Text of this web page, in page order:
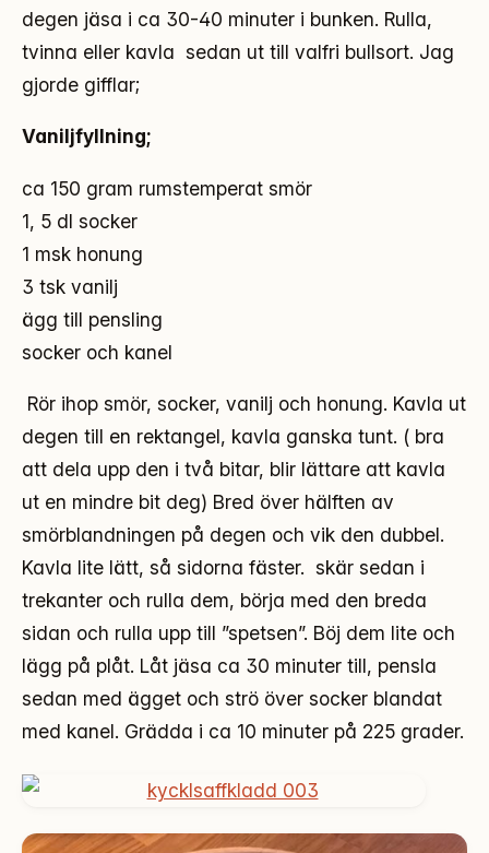
degen jäsa i ca 30-40 minuter i bunken. Rulla,
tvinna eller kavla sedan ut till valfri bullsort. Jag
gjorde gifflar;
Vaniljfyllning;
ca 150 gram rumstemperat smör
1, 5 dl socker
1 msk honung
3 tsk vanilj
ägg till pensling
socker och kanel
Rör ihop smör, socker, vanilj och honung. Kavla ut
degen till en rektangel, kavla ganska tunt. ( bra
att dela upp den i två bitar, blir lättare att kavla
ut en mindre bit deg) Bred över hälften av
smörblandningen på degen och vik den dubbel.
Kavla lite lätt, så sidorna fäster. skär sedan i
trekanter och rulla dem, börja med den breda
sidan och rulla upp till ”spetsen”. Böj dem lite och
lägg på plåt. Låt jäsa ca 30 minuter till, pensla
sedan med ägget och strö över socker blandat
med kanel. Grädda i ca 10 minuter på 225 grader.